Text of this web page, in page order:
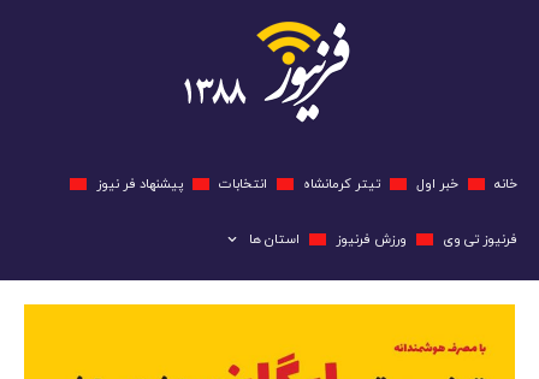
خانه خبر اول تیتر کرمانشاه انتخابات پیشنهاد فر نیوز
فرنیوز تی وی ورزش فرنیوز استان ها